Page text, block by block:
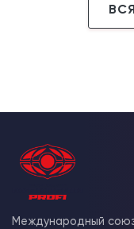
Международный